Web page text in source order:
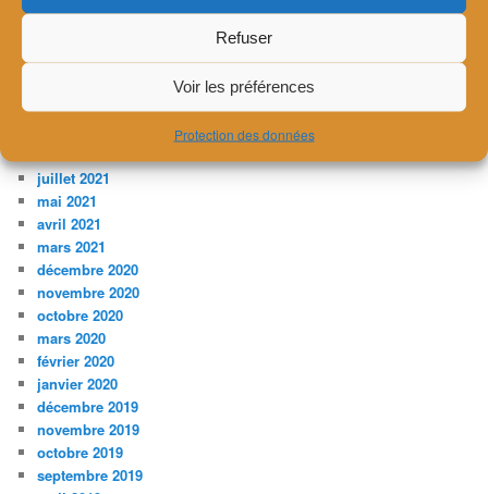
Refuser
Voir les préférences
Protection des données
novembre 2022
avril 2022
décembre 2021
juillet 2021
mai 2021
avril 2021
mars 2021
décembre 2020
novembre 2020
octobre 2020
mars 2020
février 2020
janvier 2020
décembre 2019
novembre 2019
octobre 2019
septembre 2019